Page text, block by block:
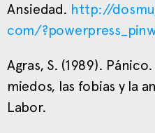
Ansiedad. http://
com/
Agras, S. (1989).
miedos, las fobias y la
Labor.